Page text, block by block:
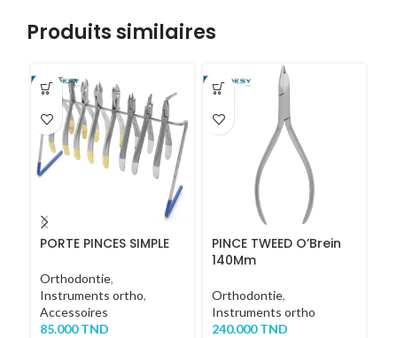
Produits similaires
PORTE PINCES SIMPLE
Orthodontie,
Instruments ortho,
Accessoires
85.000TND
PINCE TWEED O’Brein
140Mm
Orthodontie,
Instruments ortho
240.000TND